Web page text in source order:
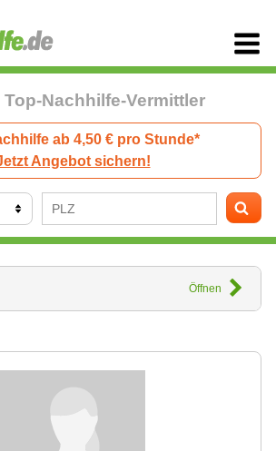
Nachhilfe-Vermittler
ab 4,50 € pro Stunde*
Angebot sichern!
Öffnen